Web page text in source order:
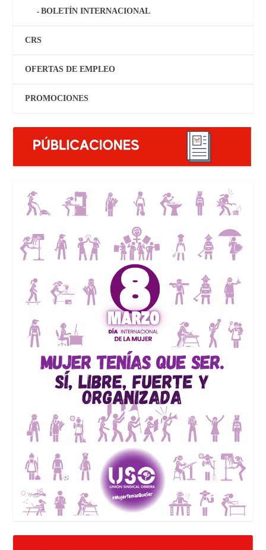
BOLETÍN INTERNACIONAL
CRS
OFERTAS DE EMPLEO
PROMOCIONES